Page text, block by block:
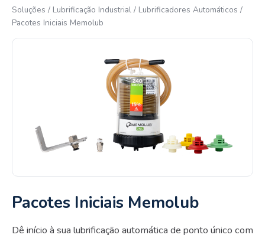
Soluções / Lubrificação Industrial / Lubrificadores Automáticos /
Pacotes Iniciais Memolub
Pacotes Iniciais Memolub
Dê início à sua lubrificação automática de ponto único com